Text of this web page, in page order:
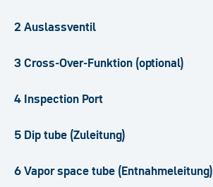
2 Auslassventil
3 Cross-Over-Funktion (optional)
4 Inspection Port
5 Dip tube (Zuleitung)
6 Vapor space tube (Entnahmeleitung)